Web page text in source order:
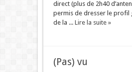
direct (plus de 2h40
permis de dresser le
de la ... Lire la suite »
(Pas) vu